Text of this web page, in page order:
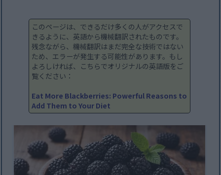
このページは、できるだけ多くの人がアクセスで
きるように、英語から機械翻訳されたものです。
残念ながら、機械翻訳はまだ完全な技術ではない
ため、エラーが発生する可能性があります。もし
よろしければ、こちらでオリジナルの英語版をご
覧ください：
Eat More Blackberries: Powerful Reasons to
Add Them to Your Diet